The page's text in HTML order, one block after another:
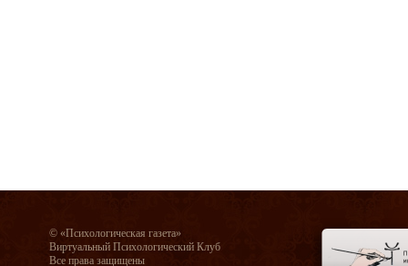
© «Психологическая газета»
Виртуальный Психологический Клуб
Все права защищены